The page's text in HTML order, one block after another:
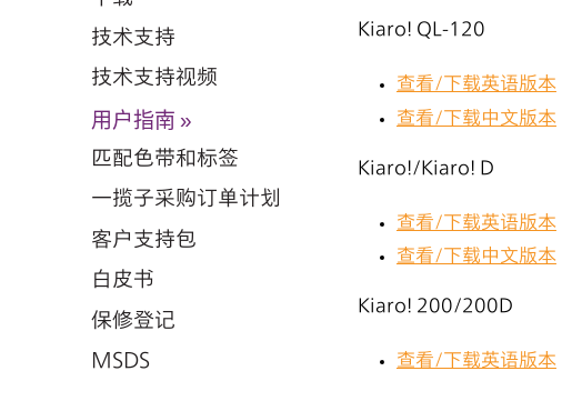
技术支持
技术支持视频
用户指南
匹配色带和标签
一揽子采购订单计划
客户支持包
白皮书
保修登记
MSDS
Kiaro! QL-120
查看/下载英语版本
查看/下载中文版本
Kiaro!/Kiaro! D
查看/下载英语版本
查看/下载中文版本
Kiaro! 200/200D
查看/下载英语版本